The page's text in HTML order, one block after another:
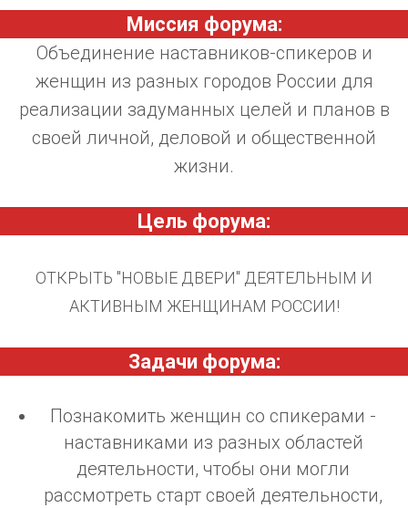
Миссия форума:
Объединение наставников-спикеров и
женщин из разных городов России для
реализации задуманных целей и планов в
своей личной, деловой и общественной
жизни.
Цель форума:
ОТКРЫТЬ "НОВЫЕ ДВЕРИ" ДЕЯТЕЛЬНЫМ И
АКТИВНЫМ ЖЕНЩИНАМ РОССИИ!
Задачи форума:
Познакомить женщин со спикерами -
наставниками из разных областей
деятельности, чтобы они могли
рассмотреть старт своей деятельности,